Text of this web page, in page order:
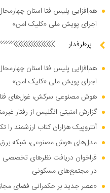
هم‌افزایی پلیس فتا استان
اجرای پویش ملی «کلیک امن»
پرطرفدار
هم‌افزایی پلیس فتا استان
اجرای پویش ملی «کلیک امن»
هوش مصنوعی سرکش، غول‌های
گزارش امنیتی انگلیس از رفتار
آنتروپیک هزاران کتاب ارزشمند را
مدل‌های هوش مصنوعی، شبکه برق
فراخوان دریافت نظر‌های تخصصی
در مجتمع‌های مسکونی
«عصر جدید بر حکمرانی فضای